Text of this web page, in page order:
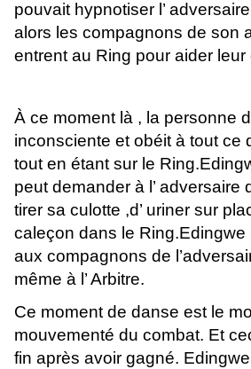
pouvait hypnotiser l’
alors les compagnons de son
entrent au Ring pour aider leur
À ce moment là , la personne
inconsciente et obéit à tout ce
tout en étant sur le
peut demander à l’ adversaire
tirer sa culotte ,d’ uriner sur
caleçon dans le
aux compagnons de
même à l’ Arbitre.
Ce moment de danse est le
mouvementé du combat. Et
fin après avoir gagné.